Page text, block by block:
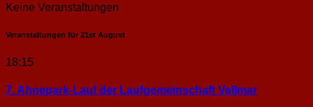
Keine Veranstaltungen
Veranstaltungen für 21st August
18:15
7. Ahnepark-Lauf der Laufgemeinschaft Vellmar